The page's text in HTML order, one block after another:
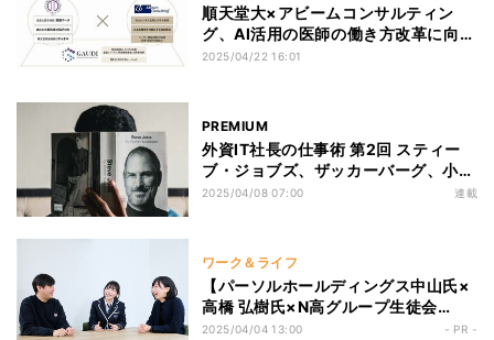
順天堂大×アビームコンサルティン
グ、AI活用の医師の働き方改革に向け
た共同研究
2025/04/22 16:01
PREMIUM
外資IT社長の仕事術 第2回 スティー
ブ・ジョブズ、ザッカーバーグ、小泉
純一郎に共通する「言葉の伝え方」
2025/04/08 07:00 連載
ワーク＆ライフ
【パーソルホールディングス中山氏×
高橋 弘樹氏×N高グループ生徒会
長】“幸せにはたらく”とは何だろう?
2025/04/04 13:00 - PR -